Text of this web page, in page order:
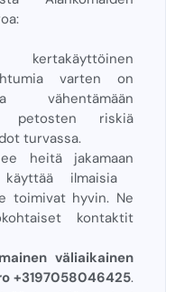
kertakäyttöinen
varten on
petosten riskiä
turvassa.
heitä jakamaan
käyttää ilmaisia
toimivat hyvin. Ne
kontaktit
väliaikainen
+3197058046425.